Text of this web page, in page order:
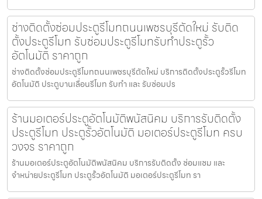
ช่างติดตั้งซ่อมประตูรีโมทถนนเพชรบุรีตัดใหม่ รับติด
ตั้งประตูรีโมท รับซ่อมประตูรีโมทรับทำประตูรั้ว
อัตโนมัติ ราคาถูก
ช่างติดตั้งซ่อมประตูรีโมทถนนเพชรบุรีตัดใหม่ บริการติดตั้งประตูรั้วรีโมท
อัตโนมัติ ประตูบานเลื่อนรีโมท รับทำ และ รับซ่อมปร
ร้านมอเตอร์ประตูอัตโนมัติพนัสนิคม บริการรับติดตั้ง
ประตูรีโมท ประตูรั้วอัตโนมัติ มอเตอร์ประตูรีโมท ครบ
วงจร ราคาถูก
ร้านมอเตอร์ประตูอัตโนมัติพนัสนิคม บริการรับติดตั้ง ซ่อมแซม และ
จำหน่ายประตูรีโมท ประตูรั้วอัตโนมัติ มอเตอร์ประตูรีโมท รา